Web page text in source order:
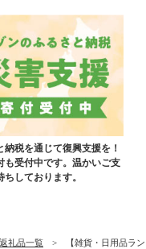
納税を通じて復興支援を！
も受付中です。温かいご支
ちしております。
返礼品一覧 【雑貨・日用品ラ